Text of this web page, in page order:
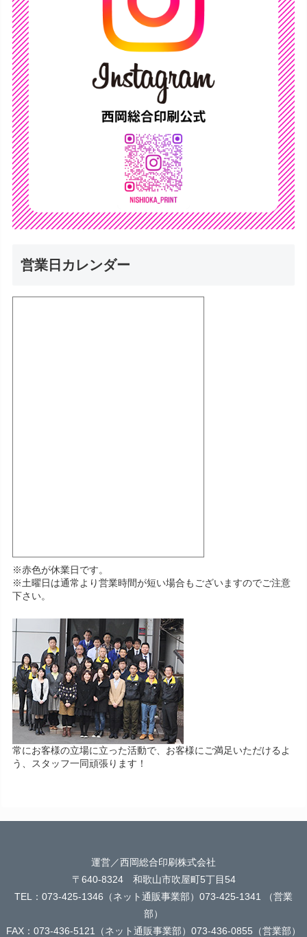
営業日カレンダー
※赤色が休業日です。
※土曜日は通常より営業時間が短い場合もございますのでご注意
下さい。
常にお客様の立場に立った活動で、お客様にご満足いただけるよ
う、スタッフ一同頑張ります！
運営／西岡総合印刷株式会社
〒640-8324 和歌山市吹屋町5丁目54
TEL：073-425-1346（ネット通販事業部）073-425-1341 （営業
部）
FAX：073-436-5121（ネット通販事業部）073-436-0855（営業部）